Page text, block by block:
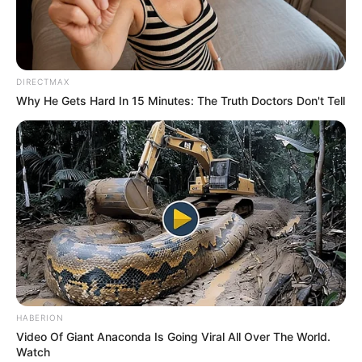
os profissionais recebam o Piso Nacional
e que os entes
federados tenham apoio financeiro para manter as equipes na
ponta do atendimento à população.
-ad3
📊Montante recebido por São Paulo
São Paulo foi um dos estados com os maiores repasses federais
para agentes de saúde e endemias:
💠 Incentivo Financeiro (IF): R$ 19.926.628,80
DIRECTMAX
Why He Gets Hard In 15 Minutes: The Truth Doctors Don't Tell
HABERION
Video Of Giant Anaconda Is Going Viral All Over The World.
Watch